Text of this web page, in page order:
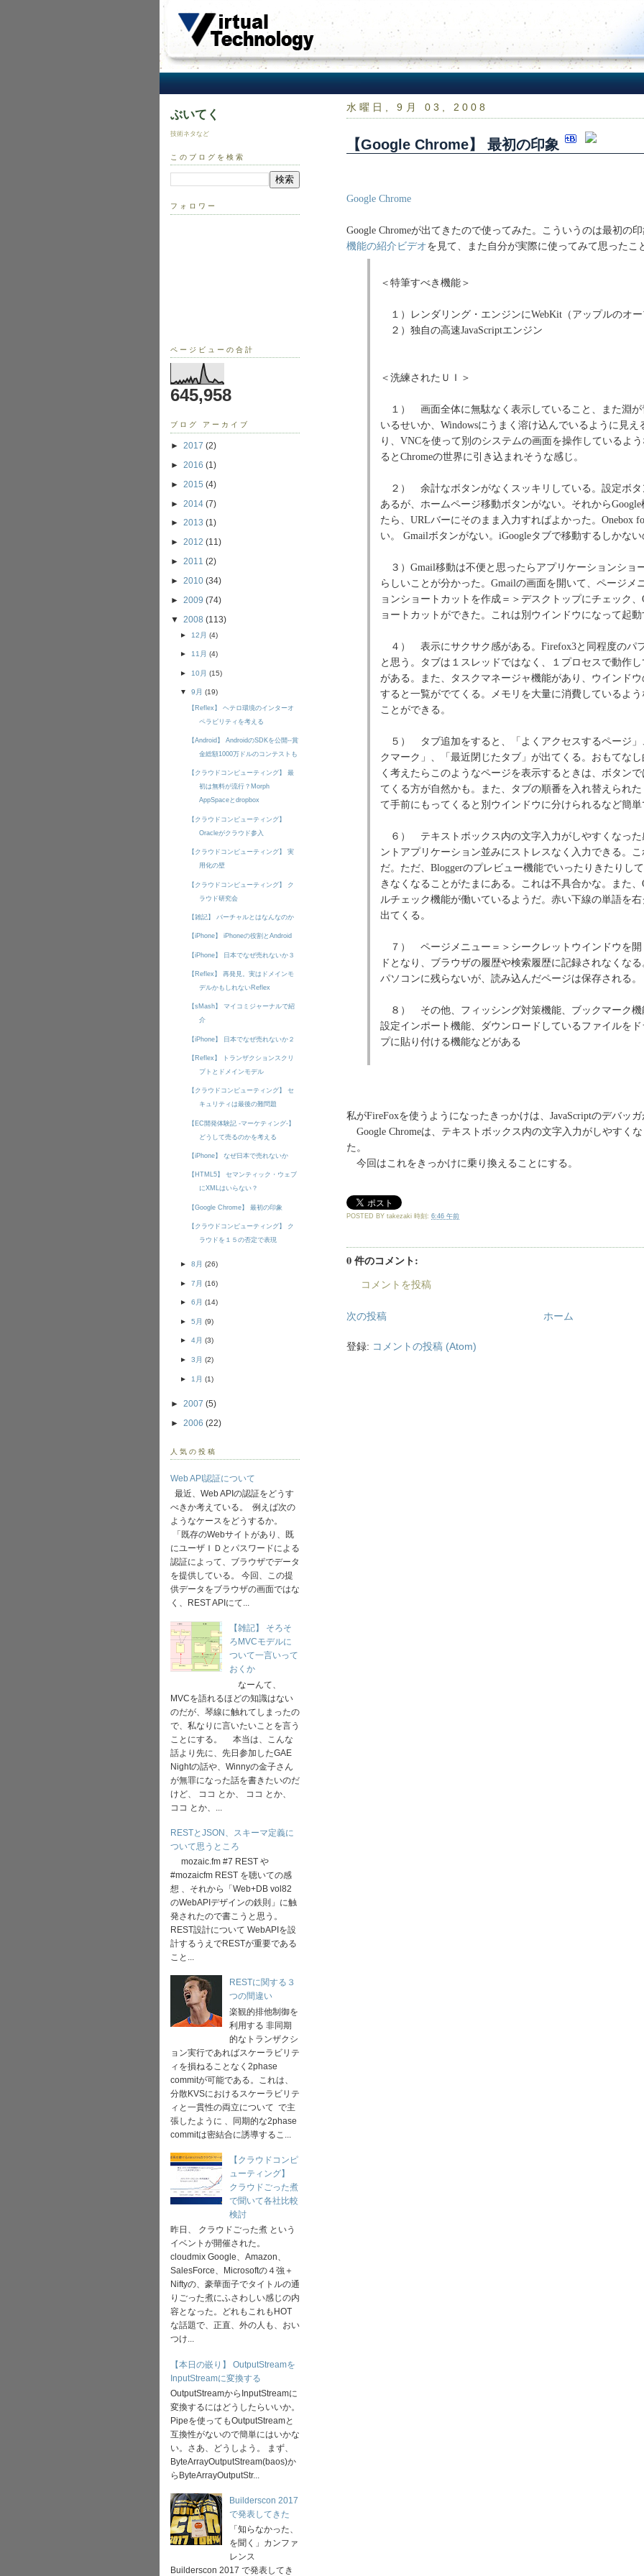
水曜日, 9月 03, 2008
【Google Chrome】 最初の印象
Google Chrome
Google Chromeが出てきたので使ってみた。こういうのは最初の
機能の紹介ビデオを見て、また自分が実際に使ってみて思ったこ
＜特筆すべき機能＞
１）レンダリング・エンジンにWebKit（アップルのオ
２）独自の高速JavaScriptエンジン
＜洗練されたＵＩ＞
１） 画面全体に無駄なく表示していること、また淵が
いるせいか、Windowsにうまく溶け込んでいるように見
り、VNCを使って別のシステムの画面を操作しているよ
るとChromeの世界に引き込まれそうな感じ。
２） 余計なボタンがなくスッキリしている。設定ボタ
あるが、ホームページ移動ボタンがない。それから
たら、URLバーにそのまま入力すればよかった。Onebox
い。 Gmailボタンがない。iGoogleタブで移動するしかな
３）Gmail移動は不便と思ったらアプリケーションショ
らしいことが分かった。Gmailの画面を開いて、ページメ
ョンショートカットを作成＝＞デスクトップにチェック
ョートカットができた。これは別ウインドウになって起
４） 表示にサクサク感がある。Firefox3と同程度のパ
と思う。タブは１スレッドではなく、１プロセスで動作
がある。また、タスクマネージャ機能があり、ウインド
すると一覧がでてくる。メモリを大量に消費しているよ
ことができる。
５） タブ追加をすると、「よくアクセスするページ」
クマーク」、「最近閉じたタブ」が出てくる。おもてな
く考えたらこのようなページを表示するときは、ボタン
てくる方が自然かも。また、タブの順番を入れ替えられ
て手前にもってくると別ウインドウに分けられるなど簡
６） テキストボックス内の文字入力がしやすくなった
ントアプリケーション並みにストレスなく入力できる。
だ。ただ、Bloggerのプレビュー機能でいったりきたりし
きなくなることがたまにある。これは不具合かな。また
ルチェック機能が働いているようだ。赤い下線の単語を
出てくる。
７） ページメニュー＝＞シークレットウインドウを開
ドとなり、ブラウザの履歴や検索履歴に記録されなくな
パソコンに残らないが、読み込んだページは保存される。
８） その他、フィッシング対策機能、ブックマーク
設定インポート機能、ダウンロードしているファイルを
プに貼り付ける機能などがある
私がFireFoxを使うようになったきっかけは、JavaScriptのデバッ
Google Chromeは、テキストボックス内の文字入力がしやすく
た。
今回はこれをきっかけに乗り換えることにする。
POSTED BY takezaki 時刻: 6:46 午前
0 件のコメント:
コメントを投稿
次の投稿 ホーム
登録: コメントの投稿 (Atom)
ぶいてく
技術ネタなど
このブログを検索
フォロワー
ページビューの合計
645,958
ブログ アーカイブ
► 2017 (2)
► 2016 (1)
► 2015 (4)
► 2014 (7)
► 2013 (1)
► 2012 (11)
► 2011 (2)
► 2010 (34)
► 2009 (74)
▼ 2008 (113)
► 12月 (4)
► 11月 (4)
► 10月 (15)
▼ 9月 (19)
【Reflex】 ヘテロ環境のインターオ
ペラビリティを考える
【Android】 AndroidのSDKを公開--賞
金総額1000万ドルのコンテストも
【クラウドコンピューティング】 最
初は無料が流行？Morph
AppSpaceとdropbox
【クラウドコンピューティング】
Oracleがクラウド参入
【クラウドコンピューティング】 実
用化の壁
【クラウドコンピューティング】 ク
ラウド研究会
【雑記】 バーチャルとはなんなのか
【iPhone】 iPhoneの役割とAndroid
【iPhone】 日本でなぜ売れないか３
【Reflex】 再発見。実はドメインモ
デルかもしれないReflex
【sMash】 マイコミジャーナルで紹
介
【iPhone】 日本でなぜ売れないか２
【Reflex】 トランザクションスクリ
プトとドメインモデル
【クラウドコンピューティング】 セ
キュリティは最後の難問題
【EC開発体験記 -マーケティング-】
どうして売るのかを考える
【iPhone】 なぜ日本で売れないか
【HTML5】 セマンティック・ウェブ
にXMLはいらない？
【Google Chrome】 最初の印象
【クラウドコンピューティング】 ク
ラウドを１５の否定で表現
► 8月 (26)
► 7月 (16)
► 6月 (14)
► 5月 (9)
► 4月 (3)
► 3月 (2)
► 1月 (1)
► 2007 (5)
► 2006 (22)
人気の投稿
Web API認証について
最近、Web APIの認証をどうす
べきか考えている。 例えば次の
ようなケースをどうするか。
「既存のWebサイトがあり、既
にユーザＩＤとパスワードによる
認証によって、ブラウザでデータ
を提供している。 今回、この提
供データをブラウザの画面ではな
く、REST APIにて...
【雑記】 そろそ
ろMVCモデルに
ついて一言いって
おくか
なーんて、
MVCを語れるほどの知識はない
のだが、琴線に触れてしまったの
で、私なりに言いたいことを言う
ことにする。 本当は、こんな
話より先に、先日参加したGAE
Nightの話や、Winnyの金子さん
が無罪になった話を書きたいのだ
けど、 ココ とか、 ココ とか、
ココ とか、...
RESTとJSON、スキーマ定義に
ついて思うところ
mozaic.fm #7 REST や
#mozaicfm REST を聴いての感
想 、それから「Web+DB vol82
のWebAPIデザインの鉄則」に触
発されたので書こうと思う。
REST設計について WebAPIを設
計するうえでRESTが重要である
こと...
RESTに関する３
つの間違い
楽観的排他制御を
利用する 非同期
的なトランザクシ
ョン実行であればスケーラビリテ
ィを損ねることなく2phase
commitが可能である。これは、
分散KVSにおけるスケーラビリテ
ィと一貫性の両立について で主
張したように 、同期的な2phase
commitは密結合に誘導するこ...
【クラウドコンピ
ューティング】
クラウドごった煮
で聞いて各社比較
検討
昨日、 クラウドごった煮 という
イベントが開催された。
cloudmix Google、Amazon、
SalesForce、Microsoftの４強＋
Niftyの、豪華面子でタイトルの通
りごった煮にふさわしい感じの内
容となった。どれもこれもHOT
な話題で、正直、外の人も、おい
つけ...
【本日の嵌り】 OutputStreamを
InputStreamに変換する
OutputStreamからInputStreamに
変換するにはどうしたらいいか。
Pipeを使ってもOutputStreamと
互換性がないので簡単にはいかな
い。さあ、どうしよう。 まず、
ByteArrayOutputStream(baos)か
らByteArrayOutputStr...
Builderscon 2017
で発表してきた
「知らなかった、
を聞く」カンファ
レンス
Builderscon 2017 で発表してき